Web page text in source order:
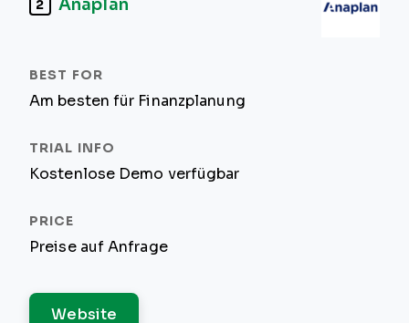
2 Anaplan
Am besten für Finanzplanung
Kostenlose Demo verfügbar
Preise auf Anfrage
Website